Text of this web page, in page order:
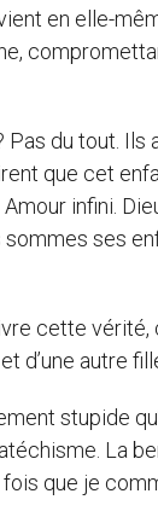
en elle-
du tout. Ils
que cet
infini.
ses
vérité,
d’une autre
stupide
La
fois que je